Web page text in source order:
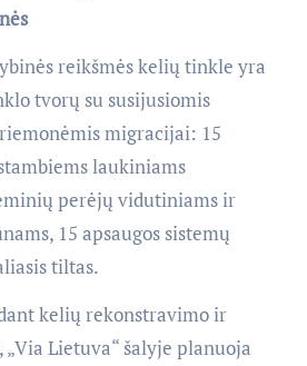
reikšmės kelių tinkle yra
tvorų su susijusiomis
migracijai: 15
laukiniams
perėjų vidutiniams ir
15 apsaugos sistemų
tiltas.
kelių rekonstravimo ir
Lietuva“ šalyje planuoja